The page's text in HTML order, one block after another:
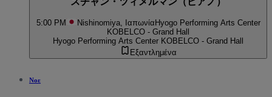
5:00 PM Nishinomiya, ΙαπωνίαHyogo Performing Arts Center
KOBELCO - Grand Hall
Hyogo Performing Arts Center KOBELCO - Grand Hall
Εξαντλημένα
Νοε